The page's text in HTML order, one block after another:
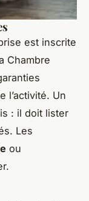
est inscrite
Chambre
l’activité. Un
: il doit lister
Les
ou